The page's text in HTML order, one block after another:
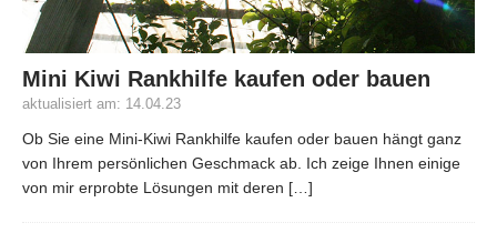
Mini Kiwi Rankhilfe kaufen oder bauen
aktualisiert am: 14.04.23
Ob Sie eine Mini-Kiwi Rankhilfe kaufen oder bauen hängt ganz
von Ihrem persönlichen Geschmack ab. Ich zeige Ihnen einige
von mir erprobte Lösungen mit deren […]